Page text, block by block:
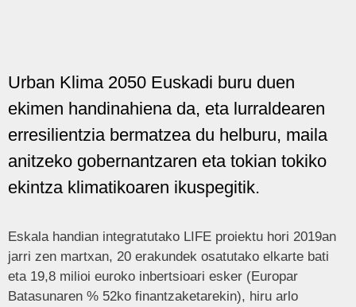
Urban Klima 2050 Euskadi buru duen
ekimen handinahiena da, eta lurraldearen
erresilientzia bermatzea du helburu, maila
anitzeko gobernantzaren eta tokian tokiko
ekintza klimatikoaren ikuspegitik.
Eskala handian integratutako LIFE proiektu hori 2019an
jarri zen martxan, 20 erakundek osatutako elkarte bati
eta 19,8 milioi euroko inbertsioari esker (Europar
Batasunaren % 52ko finantzaketarekin), hiru arlo